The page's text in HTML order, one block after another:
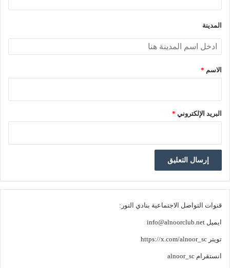
المدينة
الاسم *
البريد الإلكتروني *
قنوات التواصل الاجتماعية بنادي النور:
ايميل info@alnoorclub.net
تويتر https://x.com/alnoor_sc
انستقرام alnoor_sc